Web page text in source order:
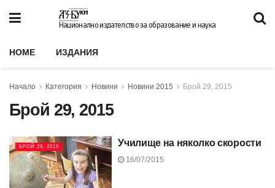
Национално издателство за образование и наука
HOME ИЗДАНИЯ
Начало Категория Новини Новини 2015 Брой 29, 2015
Брой 29, 2015
БРОЙ 29, 2015 Училище на няколко скорости
16/07/2015